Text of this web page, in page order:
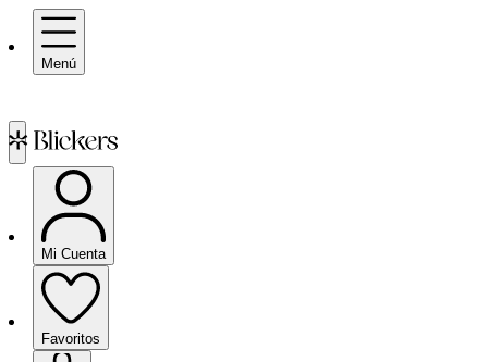
Menú
Mi Cuenta
Favoritos